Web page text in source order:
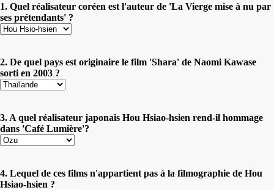
1. Quel réalisateur coréen est l'auteur de 'La Vierge mise à nu par
ses prétendants' ?
2. De quel pays est originaire le film 'Shara' de Naomi Kawase
sorti en 2003 ?
3. A quel réalisateur japonais Hou Hsiao-hsien rend-il hommage
dans 'Café Lumière'?
4. Lequel de ces films n'appartient pas à la filmographie de Hou
Hsiao-hsien ?